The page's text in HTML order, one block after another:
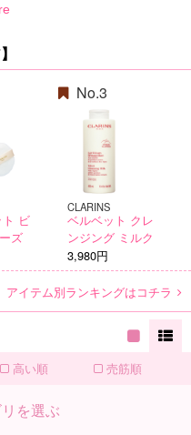
ト ビ
ーズ
No.3
CLARINS
ベルベット クレ
ンジング ミルク
3,980円
アイテム別ランキングはコチラ
高い順 売筋順
を選ぶ